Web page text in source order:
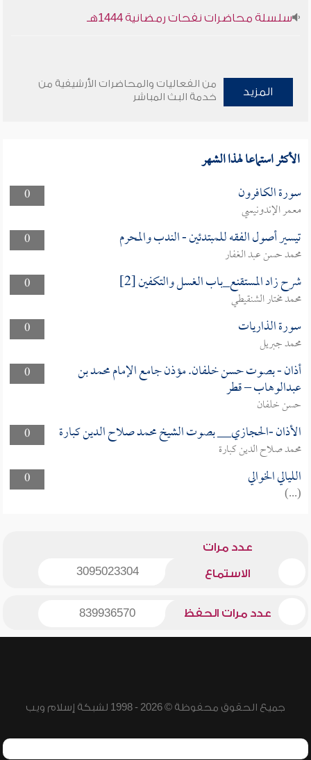
سلسلة محاضرات نفحات رمضانية 1444هـ
المزيد
من الفعاليات والمحاضرات الأرشيفية من
خدمة البث المباشر
الأكثر استماعا لهذا الشهر
0 سورة الكافرون
معمر الإندونيسي
0
تيسير أصول الفقه للمبتدئين - الندب والمحرم
محمد حسن عبد الغفار
0
شرح زاد المستقنع_باب الغسل والتكفين [2]
محمد مختار الشنقيطي
0
سورة الذاريات
محمد جبريل
0
أذان - بصوت حسن خلفان. مؤذن جامع الإمام محمد بن
عبدالوهاب – قطر
حسن خلفان
0
الأذان -الحجازي__ بصوت الشيخ محمد صلاح الدين كبارة
محمد صلاح الدين كبارة
0
الليالي الخوالي
(...)
عدد مرات
الاستماع 3095023304
عدد مرات الحفظ 839936570
جميع الحقوق محفوظة © 2026 - 1998 لشبكة إسلام ويب